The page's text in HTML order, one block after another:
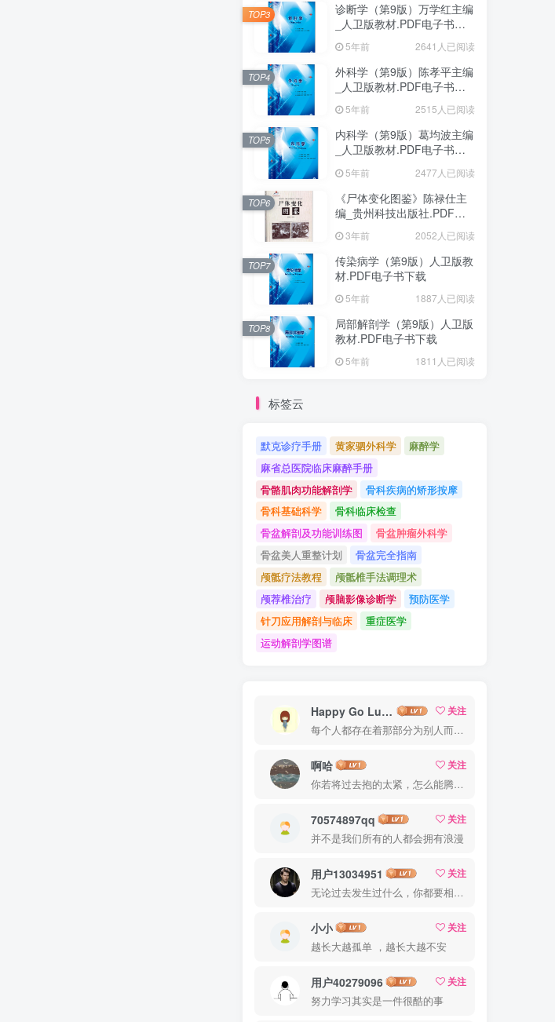
诊断学（第9版）万学红主编
_人卫版教材.PDF电子书下
载 5年前 2641人已阅读
TOP3
外科学（第9版）陈孝平主编
_人卫版教材.PDF电子书下
载 5年前 2515人已阅读
TOP4
内科学（第9版）葛均波主编
_人卫版教材.PDF电子书下
5年前 2477人已阅读
TOP5
《尸体变化图鉴》陈禄仕主
编_贵州科技出版社.PDF电
3年前 2052人已阅读
TOP6
传染病学（第9版）人卫版教
材.PDF电子书下载
5年前 1887人已阅读
TOP7
局部解剖学（第9版）人卫版
教材.PDF电子书下载
5年前 1811人已阅读
TOP8
标签云
默克诊疗手册 黄家驷外科学
麻醉学
麻省总医院临床麻醉手册
骨骼肌肉功能解剖学
骨科疾病的矫形按摩
骨科基础科学
骨科临床检查
骨盆解剖及功能训练图
骨盆肿瘤外科学
骨盆美人重整计划
骨盆完全指南
颅骶疗法教程
颅骶椎手法调理术
颅荐椎治疗
颅脑影像诊断学
预防医学
针刀应用解剖与临床
重症医学
运动解剖学图谱
Happy Go Lucky
关注
每个人都存在着那部分为别人而活的自己
啊哈
关注
你若将过去抱的太紧，怎么能腾出手来拥抱现在？
70574897qq
关注
并不是我们所有的人都会拥有浪漫
用户13034951
关注
无论过去发生过什么，你都要相信，最好的尚未到来
小小
关注
越长大越孤单 ，越长大越不安
用户40279096
关注
努力学习其实是一件很酷的事